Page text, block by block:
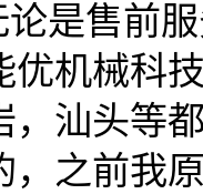
是售前
优机械科
，汕头等
，之前我